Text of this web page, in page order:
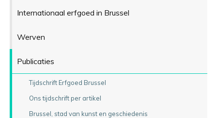
Internationaal erfgoed in Brussel
Werven
Publicaties
Tijdschrift Erfgoed Brussel
Ons tijdschrift per artikel
Brussel, stad van kunst en geschiedenis